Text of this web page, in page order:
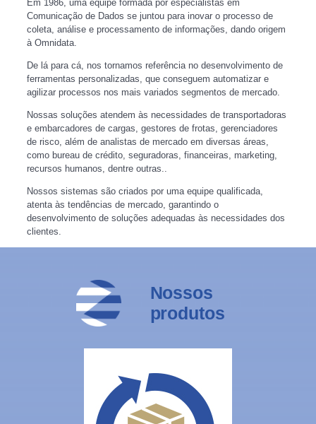
Em 1986, uma equipe formada por especialistas em
Comunicação de Dados se juntou para inovar o processo de
coleta, análise e processamento de informações, dando origem
à Omnidata.
De lá para cá, nos tornamos referência no desenvolvimento de
ferramentas personalizadas, que conseguem automatizar e
agilizar processos nos mais variados segmentos de mercado.
Nossas soluções atendem às necessidades de transportadoras
e embarcadores de cargas, gestores de frotas, gerenciadores
de risco, além de analistas de mercado em diversas áreas,
como bureau de crédito, seguradoras, financeiras, marketing,
recursos humanos, dentre outras..
Nossos sistemas são criados por uma equipe qualificada,
atenta às tendências de mercado, garantindo o
desenvolvimento de soluções adequadas às necessidades dos
clientes.
Nossos
produtos